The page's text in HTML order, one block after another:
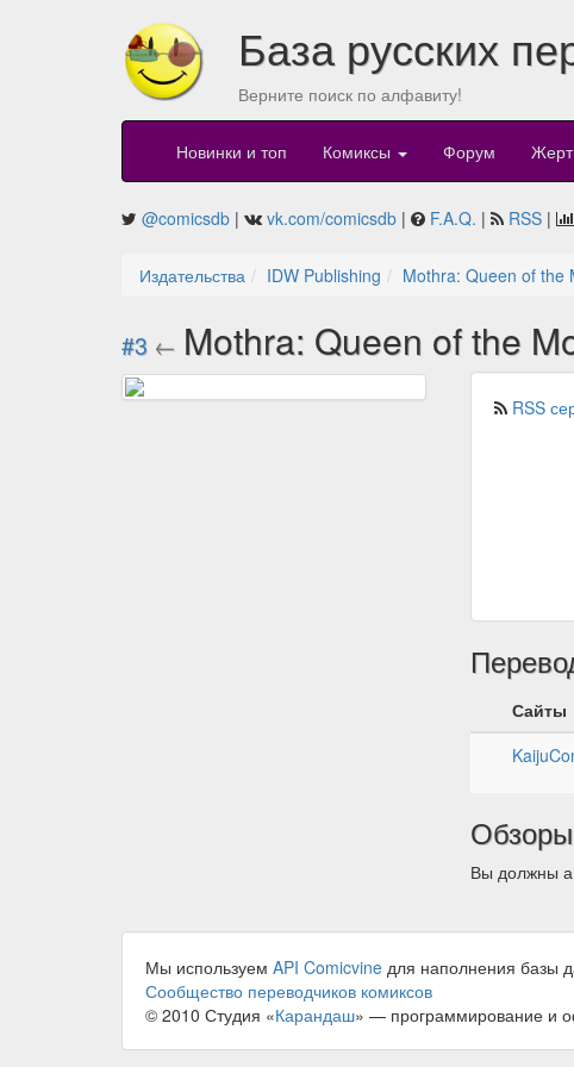
База русских
Верните поиск по алфавиту!
Новинки и топ Комиксы Форум
@comicsdb | vk.com/comicsdb | F.A.Q. | RSS |
Издательства IDW Publishing Mothra: Queen of the
#3 ← Mothra: Queen of the
RSS
Сайты
Обзоры
Вы должны
Мы используем API Comicvine для наполнения базы
Сообщество переводчиков комиксов
© 2010 Студия «Карандаш» — программирование и